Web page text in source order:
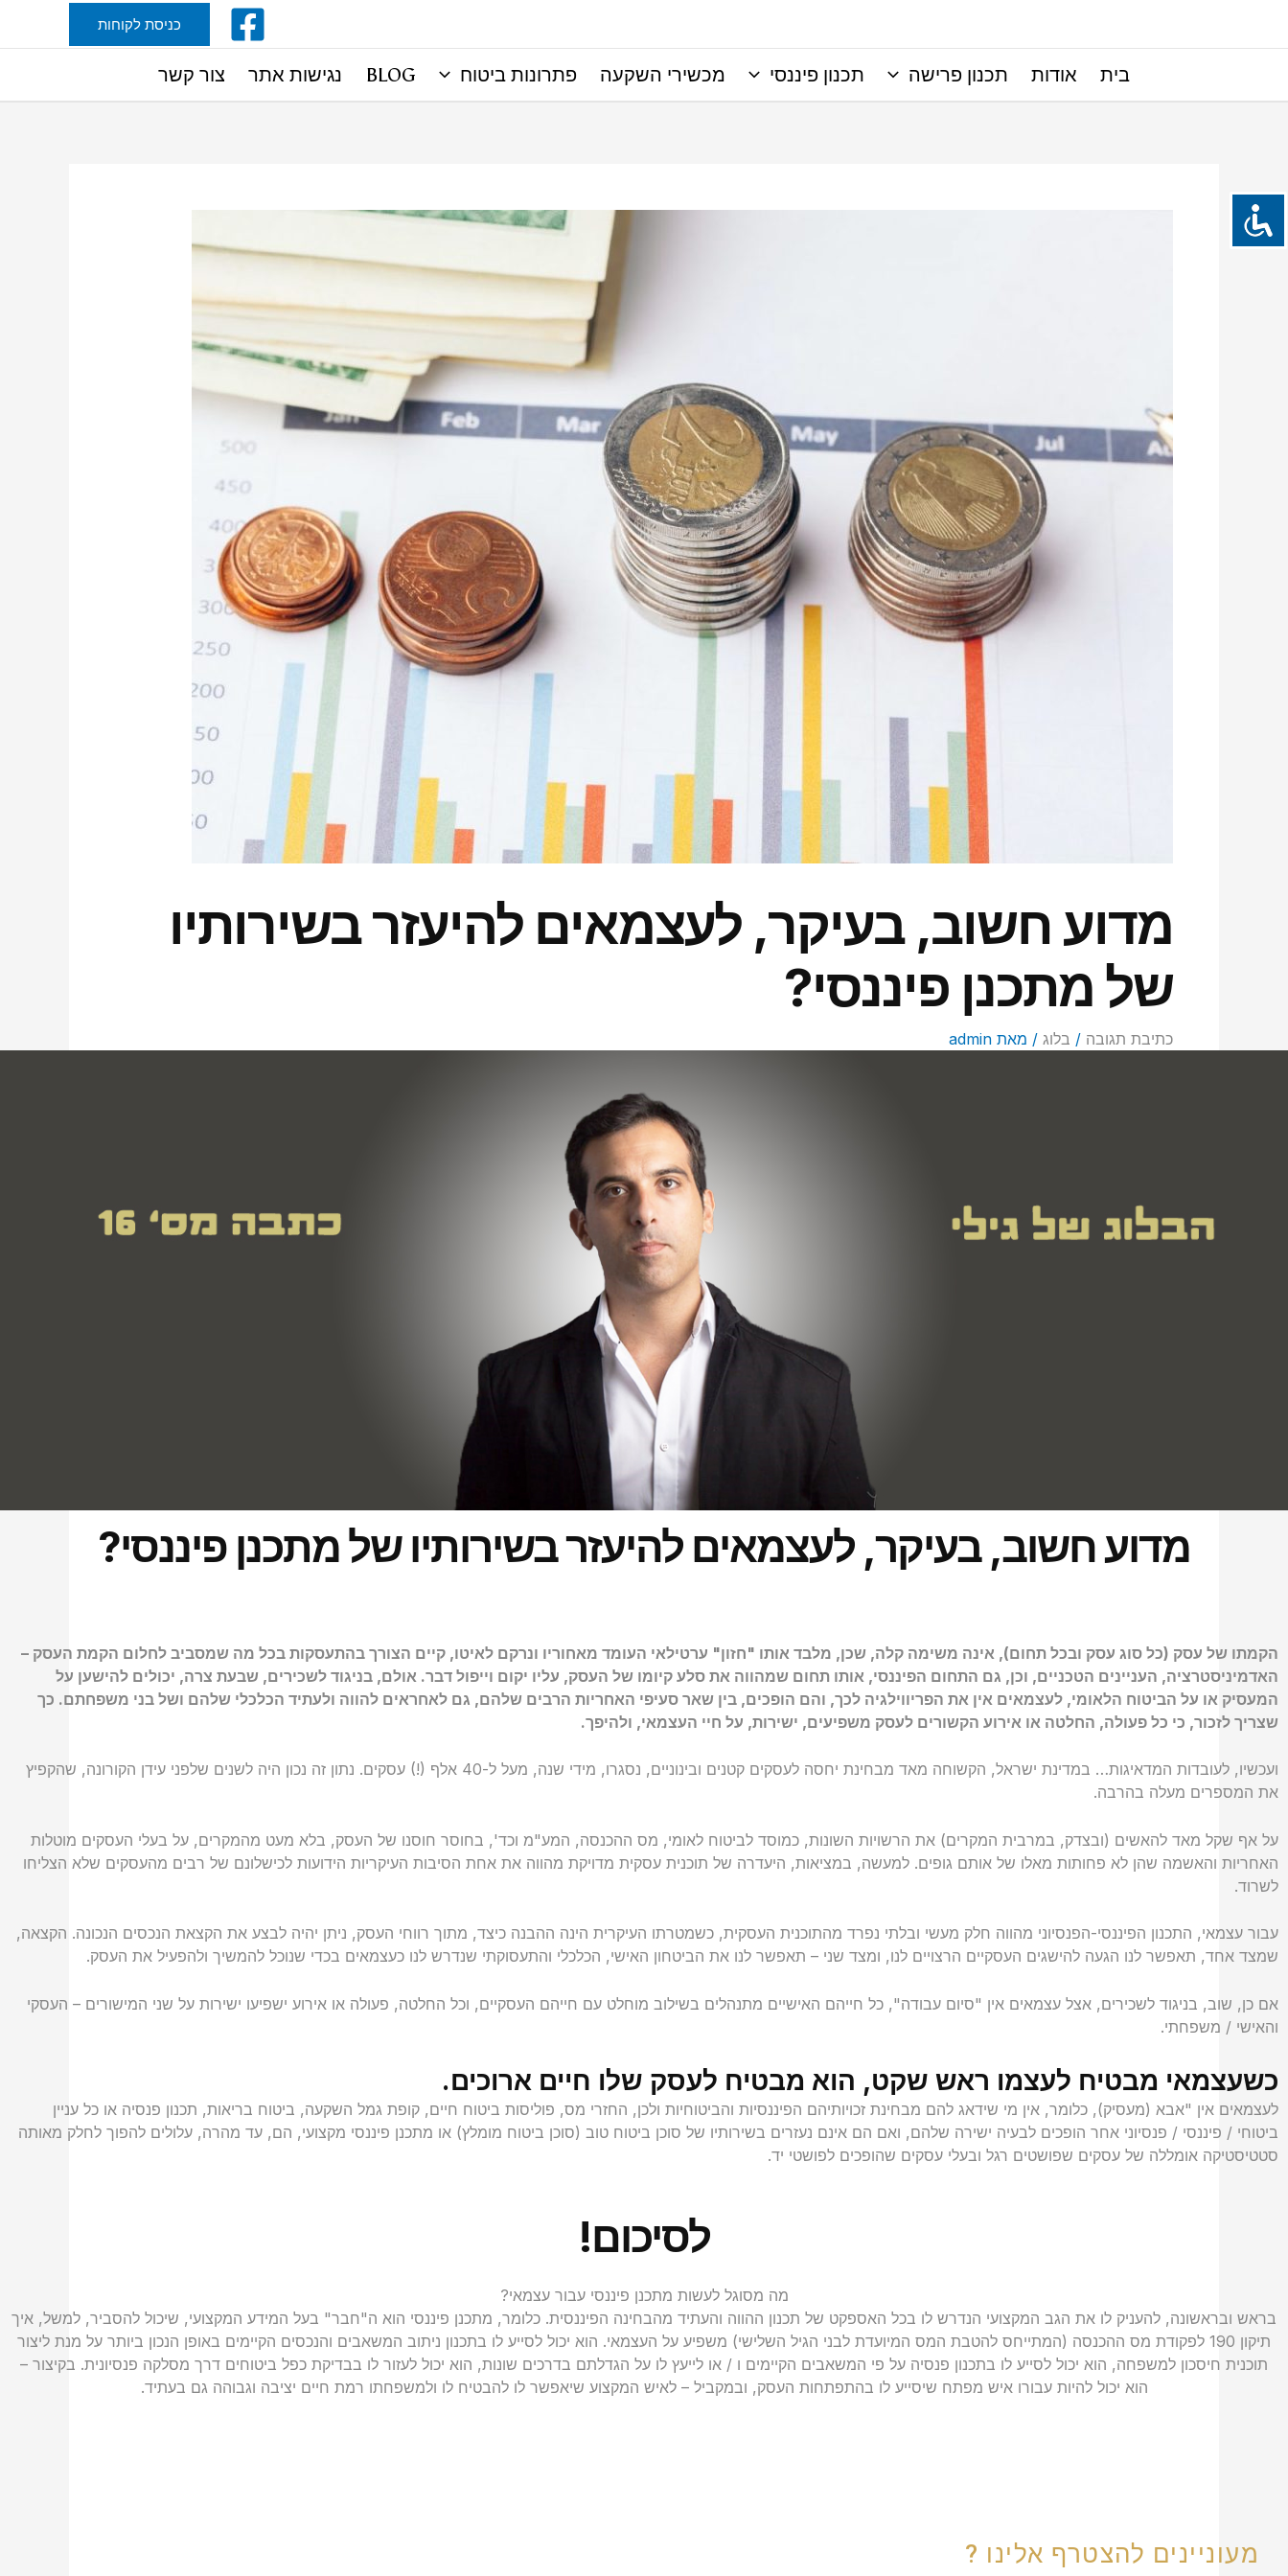
כניסת לקוחות
בית אודות תכנון פרישה תכנון פיננסי מכשירי השקעה פתרונות ביטוח BLOG נגישות אתר צור קשר
מדוע חשוב, בעיקר, לעצמאים להיעזר בשירותיו
של מתכנן פיננסי?
כתיבת תגובה / בלוג / מאת admin
מדוע חשוב, בעיקר, לעצמאים להיעזר בשירותיו של מתכנן פיננסי?
הקמתו של עסק (כל סוג עסק ובכל תחום), אינה משימה קלה, שכן, מלבד אותו "חזון" ערטילאי העומד מאחוריו ונרקם לאיטו, קיים הצורך בהתעסקות בכל מה שמסביב לחלום הקמת העסק –
האדמיניסטרציה, העניינים הטכניים, וכן, גם התחום הפיננסי, אותו תחום שמהווה את סלע קיומו של העסק, עליו יקום וייפול דבר. אולם, בניגוד לשכירים, שבעת צרה, יכולים להישען על
המעסיק או על הביטוח הלאומי, לעצמאים אין את הפריווילגיה לכך, והם הופכים, בין שאר סעיפי האחריות הרבים שלהם, גם לאחראים להווה ולעתיד הכלכלי שלהם ושל בני משפחתם. כך
שצריך לזכור, כי כל פעולה, החלטה או אירוע הקשורים לעסק משפיעים, ישירות, על חיי העצמאי, ולהיפך.
ועכשיו, לעובדות המדאיגות… במדינת ישראל, הקשוחה מאד מבחינת יחסה לעסקים קטנים ובינוניים, נסגרו, מידי שנה, מעל ל-40 אלף (!) עסקים. נתון זה נכון היה לשנים שלפני עידן הקורונה, שהקפיץ
את המספרים מעלה בהרבה.
על אף שקל מאד להאשים (ובצדק, במרבית המקרים) את הרשויות השונות, כמוסד לביטוח לאומי, מס ההכנסה, המע"מ וכד', בחוסר חוסנו של העסק, בלא מעט מהמקרים, על בעלי העסקים מוטלות
האחריות והאשמה שהן לא פחותות מאלו של אותם גופים. למעשה, במציאות, היעדרה של תוכנית עסקית מדויקת מהווה את אחת הסיבות העיקריות הידועות לכישלונם של רבים מהעסקים שלא הצליחו
לשרוד.
עבור עצמאי, התכנון הפיננסי-הפנסיוני מהווה חלק מעשי ובלתי נפרד מהתוכנית העסקית, כשמטרתו העיקרית הינה ההבנה כיצד, מתוך רווחי העסק, ניתן יהיה לבצע את הקצאת הנכסים הנכונה. הקצאה,
שמצד אחד, תאפשר לנו הגעה להישגים העסקיים הרצויים לנו, ומצד שני – תאפשר לנו את הביטחון האישי, הכלכלי והתעסוקתי שנדרש לנו כעצמאים בכדי שנוכל להמשיך ולהפעיל את העסק.
אם כן, שוב, בניגוד לשכירים, אצל עצמאים אין "סיום עבודה", כל חייהם האישיים מתנהלים בשילוב מוחלט עם חייהם העסקיים, וכל החלטה, פעולה או אירוע ישפיעו ישירות על שני המישורים – העסקי
והאישי / משפחתי.
כשעצמאי מבטיח לעצמו ראש שקט, הוא מבטיח לעסק שלו חיים ארוכים.
לעצמאים אין "אבא (מעסיק), כלומר, אין מי שידאג להם מבחינת זכויותיהם הפיננסיות והביטוחיות ולכן, החזרי מס, פוליסות ביטוח חיים, קופת גמל השקעה, ביטוח בריאות, תכנון פנסיה או כל עניין
ביטוחי / פיננסי / פנסיוני אחר הופכים לבעיה ישירה שלהם, ואם הם אינם נעזרים בשירותיו של סוכן ביטוח טוב (סוכן ביטוח מומלץ) או מתכנן פיננסי מקצועי, הם, עד מהרה, עלולים להפוך לחלק מאותה
סטטיסטיקה אומללה של עסקים שפושטים רגל ובעלי עסקים שהופכים לפושטי יד.
לסיכום!
מה מסוגל לעשות מתכנן פיננסי עבור עצמאי?
בראש ובראשונה, להעניק לו את הגב המקצועי הנדרש לו בכל האספקט של תכנון ההווה והעתיד מהבחינה הפיננסית. כלומר, מתכנן פיננסי הוא ה"חבר" בעל המידע המקצועי, שיכול להסביר, למשל, איך
תיקון 190 לפקודת מס ההכנסה (המתייחס להטבת המס המיועדת לבני הגיל השלישי) משפיע על העצמאי. הוא יכול לסייע לו בתכנון ניתוב המשאבים והנכסים הקיימים באופן הנכון ביותר על מנת ליצור
תוכנית חיסכון למשפחה, הוא יכול לסייע לו בתכנון פנסיה על פי המשאבים הקיימים ו / או לייעץ לו על הגדלתם בדרכים שונות, הוא יכול לעזור לו בבדיקת כפל ביטוחים דרך מסלקה פנסיונית. בקיצור –
הוא יכול להיות עבורו איש מפתח שיסייע לו בהתפתחות העסק, ובמקביל – לאיש המקצוע שיאפשר לו להבטיח לו ולמשפחתו רמת חיים יציבה וגבוהה גם בעתיד.
מעוניינים להצטרף אלינו ?